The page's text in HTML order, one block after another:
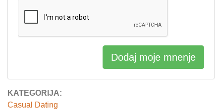
KATEGORIJA:
Casual Dating
Dodaj moje mnenje